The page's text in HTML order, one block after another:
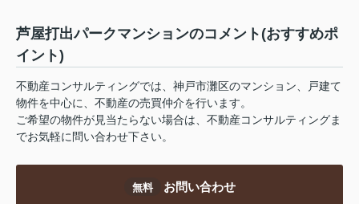
芦屋打出パークマンションのコメント(おすすめポ
イント)
不動産コンサルティングでは、神戸市灘区のマンション、戸建て
物件を中心に、不動産の売買仲介を行います。
ご希望の物件が見当たらない場合は、不動産コンサルティングま
でお気軽に問い合わせ下さい。
無料 お問い合わせ